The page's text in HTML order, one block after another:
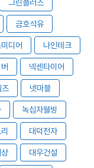
그린플러스
금호석유
디어 나인테크
넥센타이어
즈 넷마블
녹십자웰빙
대덕전자
상 대우건설